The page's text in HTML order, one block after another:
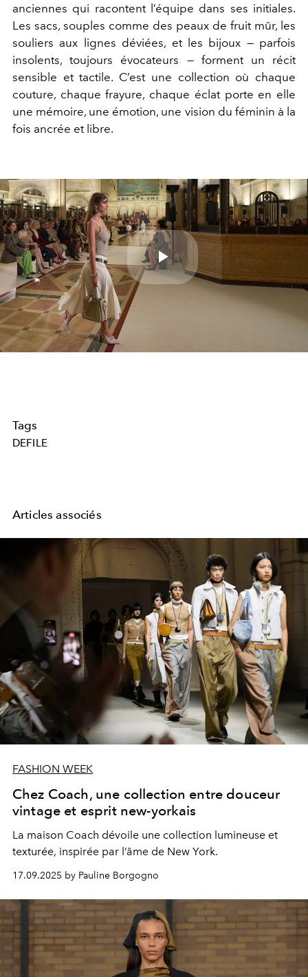
anciennes qui racontent l’équipe dans ses initiales.
Les sacs, souples comme des peaux de fruit mûr, les
souliers aux lignes déviées, et les bijoux — parfois
insolents, toujours évocateurs — forment un récit
sensible et tactile. C’est une collection où chaque
couture, chaque frayure, chaque éclat porte en elle
une mémoire, une émotion, une vision du féminin à la
fois ancrée et libre.
Play
Tags
DEFILE
Articles associés
FASHION WEEK
Chez Coach, une collection entre douceur
vintage et esprit new-yorkais
La maison Coach dévoile une collection lumineuse et
texturée, inspirée par l’âme de New York.
17.09.2025 by Pauline Borgogno